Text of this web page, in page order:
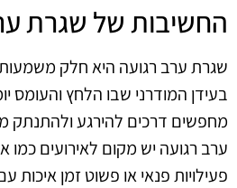
החשיבות של שגרת
שגרת ערב רגועה היא חלק
בעידן המודרני שבו הלחץ והעומס
מחפשים דרכים להירגע ולהתנתק
ערב רגועה יש מקום לאירועים כמו
פעילויות פנאי או פשוט זמן